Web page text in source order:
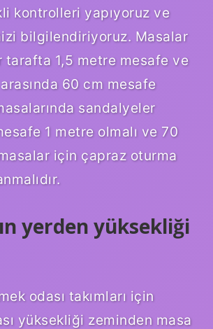
kontrolleri yapıyoruz ve
bilgilendiriyoruz. Masalar
tarafta 1,5 metre mesafe ve
60 cm mesafe
sandalyeler
1 metre olmalı ve 70
için çapraz oturma
yerden yüksekliği
odası takımları için
yüksekliği zeminden masa